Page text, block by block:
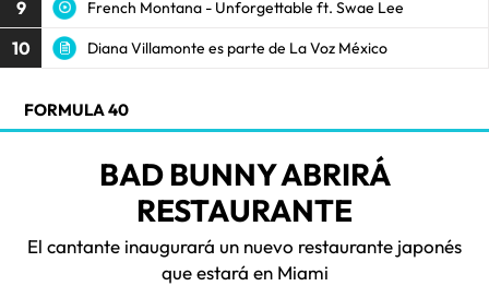
9 French Montana - Unforgettable ft. Swae Lee
10 Diana Villamonte es parte de La Voz México
FORMULA 40
BAD BUNNY ABRIRÁ
RESTAURANTE
El cantante inaugurará un nuevo restaurante japonés
que estará en Miami